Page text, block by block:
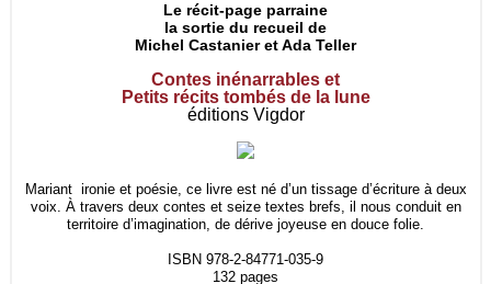
Le récit-page parraine
la sortie du recueil de
Michel Castanier et Ada Teller
Contes inénarrables et
Petits récits tombés de la lune
éditions Vigdor
Mariant ironie et poésie, ce livre est né d’un tissage d’écriture à deux
voix. À travers deux contes et seize textes brefs, il nous conduit en
territoire d’imagination, de dérive joyeuse en douce folie.
ISBN 978-2-84771-035-9
132 pages